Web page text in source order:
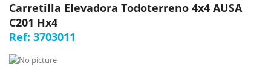
Carretilla Elevadora Todoterreno 4x4 AUSA
C201 Hx4
Ref: 3703011